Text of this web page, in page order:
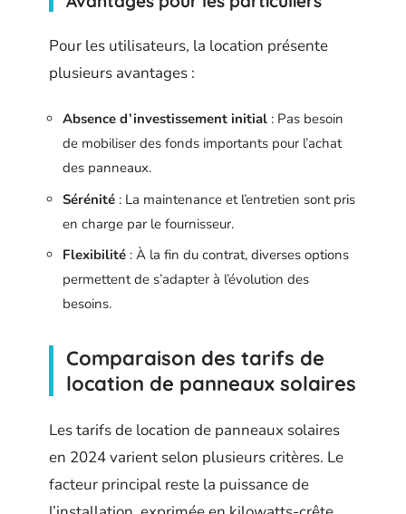
Pour les utilisateurs, la location présente
plusieurs avantages :
Absence d’investissement initial : Pas besoin
de mobiliser des fonds importants pour l’achat
des panneaux.
Sérénité : La maintenance et l’entretien sont pris
en charge par le fournisseur.
Flexibilité : À la fin du contrat, diverses options
permettent de s’adapter à l’évolution des
besoins.
Comparaison des tarifs de
location de panneaux solaires
Les tarifs de location de panneaux solaires
en 2024 varient selon plusieurs critères. Le
facteur principal reste la puissance de